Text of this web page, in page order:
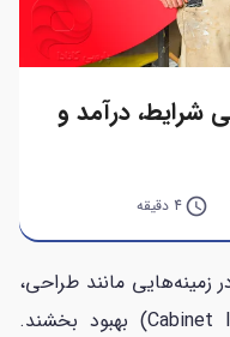
شرایط، درآمد و
query_builder4 دقیقه
زمینه‌هایی مانند طراحی،
تولید و نصب کابینت (Cabinet Installation) بهبود بخشند.